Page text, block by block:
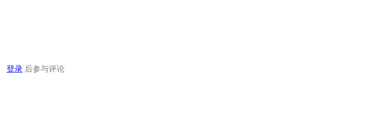
登录 后参与评论